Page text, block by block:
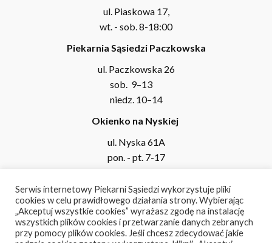
ul. Piaskowa 17,
wt. - sob. 8-18:00
Piekarnia Sąsiedzi Paczkowska
ul. Paczkowska 26
sob. 9–13
niedz. 10–14
Okienko na Nyskiej
ul. Nyska 61A
pon. - pt. 7-17
ul. Michała Wrocławczyka 37
pon. - sob. 7-17
niedz. 8-17
Serwis internetowy Piekarni Sąsiedzi wykorzystuje pliki
cookies w celu prawidłowego działania strony. Wybierając
„Akceptuj wszystkie cookies” wyrażasz zgodę na instalację
wszystkich plików cookies i przetwarzanie danych zebranych
przy pomocy plików cookies. Jeśli chcesz zdecydować jakie